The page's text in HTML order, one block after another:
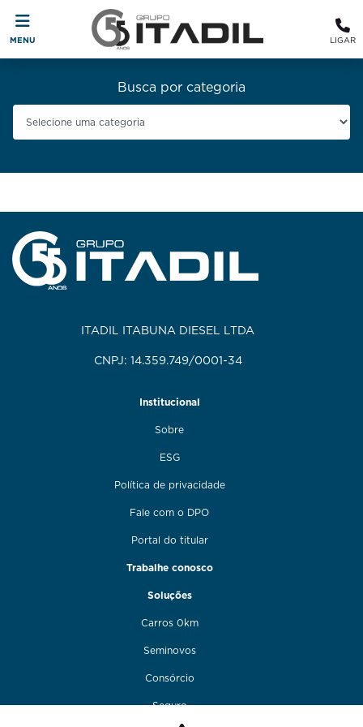
MENU LIGAR
Busca por categoria
ITADIL ITABUNA DIESEL LTDA
CNPJ: 14.359.749/0001-34
Institucional
Sobre
ESG
Política de privacidade
Fale com o DPO
Portal do titular
Trabalhe conosco
Soluções
Carros 0km
Seminovos
Consórcio
Seguro